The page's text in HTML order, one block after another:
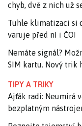
chyb, dvě z nich už
Tuhle klimatizaci si
varuje před ní i ČOI
Nemáte signál?
SIM kartu. Nový trik
TIPY A TRIKY
Ajťák radí: Neumírá
bezplatným